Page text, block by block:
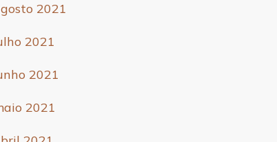
2021
2021
2021
2021